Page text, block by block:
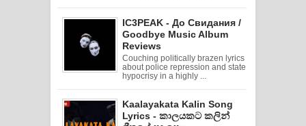
IC3PEAK - До Свидания /
Goodbye Music Album
Reviews
Couching politically brazen lyrics
about police repression and state
hypocrisy in a highly ...
Kaalayakata Kalin Song
Lyrics - කාලයකට කලින්